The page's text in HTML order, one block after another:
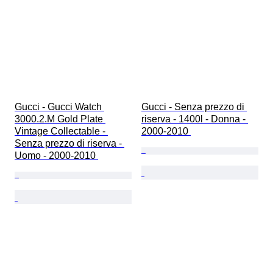
Gucci - Gucci Watch
3000.2.M Gold Plate
Vintage Collectable -
Senza prezzo di riserva -
Uomo - 2000-2010
Gucci - Senza prezzo di
riserva - 1400l - Donna -
2000-2010